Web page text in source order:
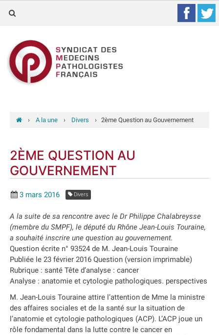
› A la une › Divers › 2ème Question au Gouvernement
2ÈME QUESTION AU
GOUVERNEMENT
3 mars 2016 Divers
A la suite de sa rencontre avec le Dr Philippe Chalabreysse
(membre du SMPF), le député du Rhône Jean-Louis Touraine,
a souhaité inscrire une question au gouvernement.
Question écrite n° 93524 de M. Jean-Louis Touraine
Publiée le 23 février 2016 Question (version imprimable)
Rubrique : santé Tête d’analyse : cancer
Analyse : anatomie et cytologie pathologiques. perspectives
M. Jean-Louis Touraine attire l’attention de Mme la ministre
des affaires sociales et de la santé sur la situation de
l’anatomie et cytologie pathologiques (ACP). L’ACP joue un
rôle fondamental dans la lutte contre le cancer en